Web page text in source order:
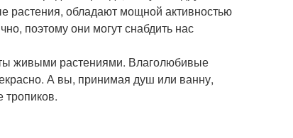
растения, обладают мощной активностью
поэтому они могут снабдить нас
живыми растениями. Влаголюбивые
А вы, принимая душ или ванну,
тропиков.